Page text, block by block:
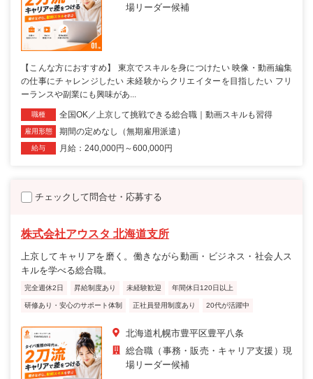
場リーダー候補
【こんな方におすすめ】 東京でスキルを身につけたい 映像・動画編集
の仕事にチャレンジしたい 未経験からクリエイターを目指したい フリ
ーランスや副業にも興味があ...
職種 全国OK／上京して挑戦できる総合職｜動画スキルも習得
雇用形態 期間の定めなし（無期雇用派遣）
給与 月給：240,000円～600,000円
チェックして問合せ・応募する
株式会社アウスタ 北海道支所
上京してキャリアを磨く。働きながら動画・ビジネス・社会人ス
キルを学べる総合職。
完全週休2日 昇給制度あり 未経験歓迎 年間休日120日以上
研修あり・安心のサポート体制 正社員登用制度あり 20代が活躍中
北海道札幌市豊平区豊平八条
総合職（事務・販売・キャリア支援）現
場リーダー候補